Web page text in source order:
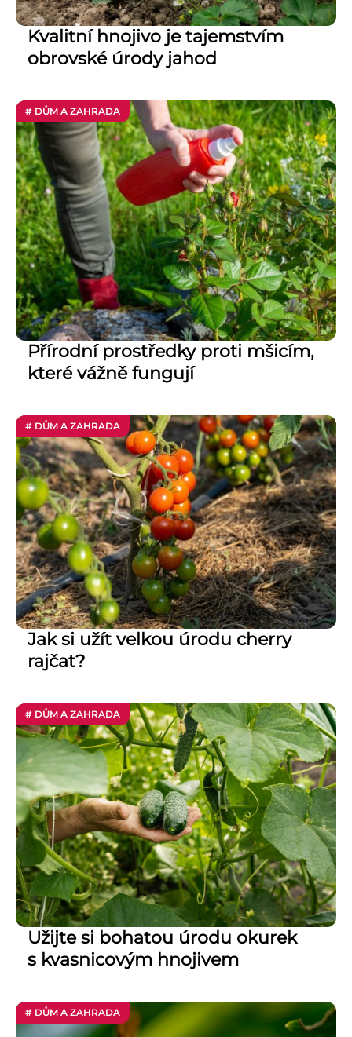
Kvalitní hnojivo je tajemstvím
obrovské úrody jahod
# DŮM A ZAHRADA
Přírodní prostředky proti mšicím,
které vážně fungují
# DŮM A ZAHRADA
Jak si užít velkou úrodu cherry
rajčat?
# DŮM A ZAHRADA
Užijte si bohatou úrodu okurek
s kvasnicovým hnojivem
# DŮM A ZAHRADA